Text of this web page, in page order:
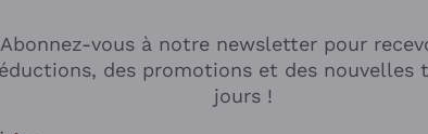
Producteurs
Abonnez-vous à notre newsletter pour
des promotions et des nouvelles
jours !